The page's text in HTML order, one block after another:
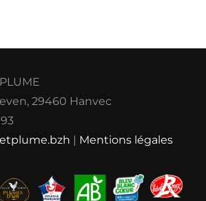
29460 Hanvec
| Mentions légales